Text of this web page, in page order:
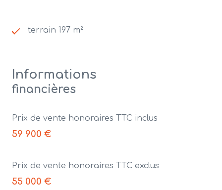
terrain 197 m²
Informations
financières
Prix de vente honoraires TTC inclus
59 900 €
Prix de vente honoraires TTC exclus
55 000 €